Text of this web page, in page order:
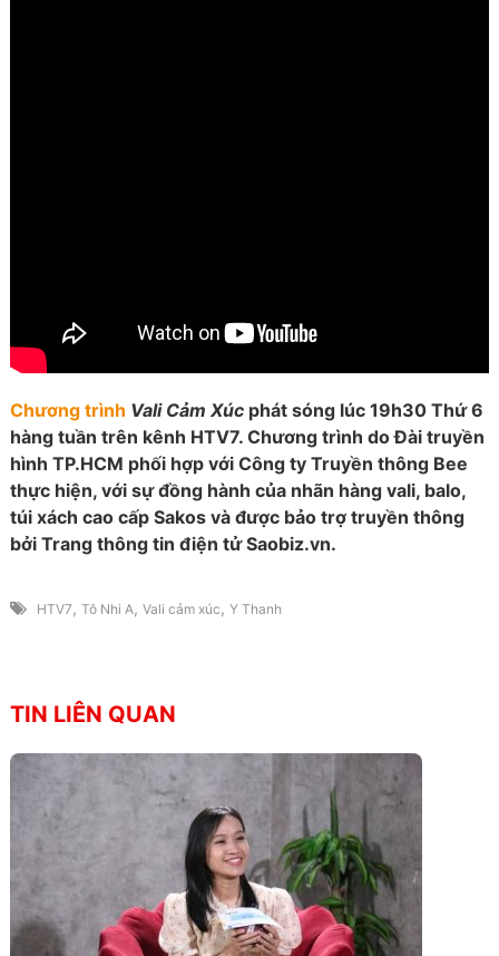
Chương trình Vali Cảm Xúcphát sóng lúc 19h30 Thứ 6
hàng tuần trên kênh HTV7. Chương trình do Đài truyền
hình TP.HCM phối hợp với Công ty Truyền thông Bee
thực hiện, với sự đồng hành của nhãn hàng vali, balo,
túi xách cao cấp Sakos và được bảo trợ truyền thông
bởi Trang thông tin điện tử Saobiz.vn.
HTV7 , Tô Nhi A, Vali cảm xúc , Y Thanh
TIN LIÊN QUAN